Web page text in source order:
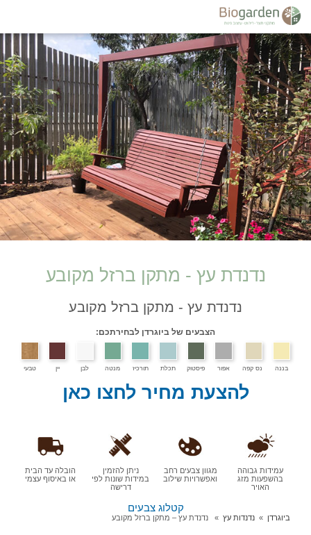
עץ - מתקן ברזל מקובע
עץ - מתקן ברזל מקובע
הצבעים של ביוגרדן לבחירתכם:
פיסטוק תכלת תורכיז מנטה לבן יין טבעי
מחיר לחצו כאן
מגוון צבעים רחב
ואפשרויות שילוב
ניתן להזמין
במידות שונות לפי
הובלה עד הבית
או באיסוף עצמי
נדנדת עץ – מתקן ברזל מקובע